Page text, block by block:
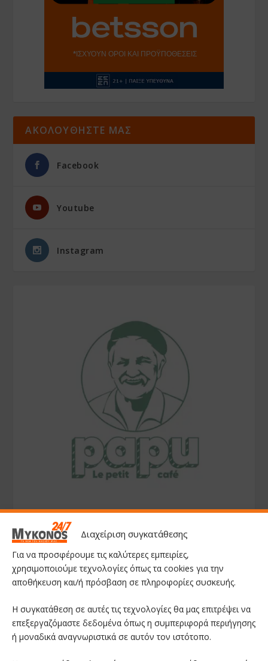
Διαχείριση συγκατάθεσης
Για να προσφέρουμε τις καλύτερες εμπειρίες,
χρησιμοποιούμε τεχνολογίες όπως τα cookies για την
αποθήκευση και/ή πρόσβαση σε πληροφορίες συσκευής.
Η συγκατάθεση σε αυτές τις τεχνολογίες θα μας επιτρέψει να
επεξεργαζόμαστε δεδομένα όπως η συμπεριφορά περιήγησης
ή μοναδικά αναγνωριστικά σε αυτόν τον ιστότοπο.
ΑΚΟΛΟΥΘΗΣΤΕ ΜΑΣ
Facebook
Youtube
Instagram